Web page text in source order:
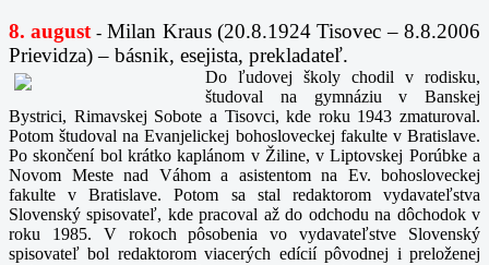
8. august -Milan Kraus (20.8.1924 Tisovec – 8.8.2006
Prievidza) – básnik, esejista, prekladateľ.
Do ľudovej školy chodil v rodisku,
študoval na gymnáziu v Banskej
Bystrici, Rimavskej Sobote a Tisovci, kde roku 1943 zmaturoval.
Potom študoval na Evanjelickej bohosloveckej fakulte v Bratislave.
Po skončení bol krátko kaplánom v Žiline, v Liptovskej Porúbke a
Novom Meste nad Váhom a asistentom na Ev. bohosloveckej
fakulte v Bratislave. Potom sa stal redaktorom vydavateľstva
Slovenský spisovateľ, kde pracoval až do odchodu na dôchodok v
roku 1985. V rokoch pôsobenia vo vydavateľstve Slovenský
spisovateľ bol redaktorom viacerých edícií pôvodnej i preloženej